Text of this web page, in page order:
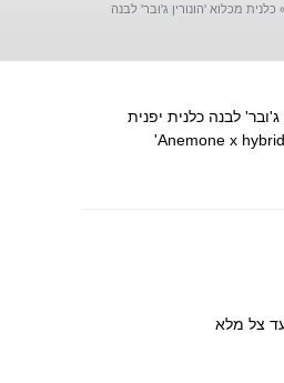
כלנית מכלוא 'הונורין ג'ובר' לבנה
ג'ובר' לבנה כלנית יפנית
Anemone x
צל מלא